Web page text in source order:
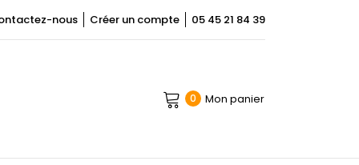
nous Créer un compte 05 45 21 84 39
0 Mon panier